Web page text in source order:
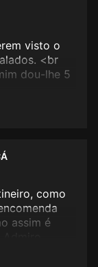
visto o
<br
dou-lhe 5
como
assim é
nos